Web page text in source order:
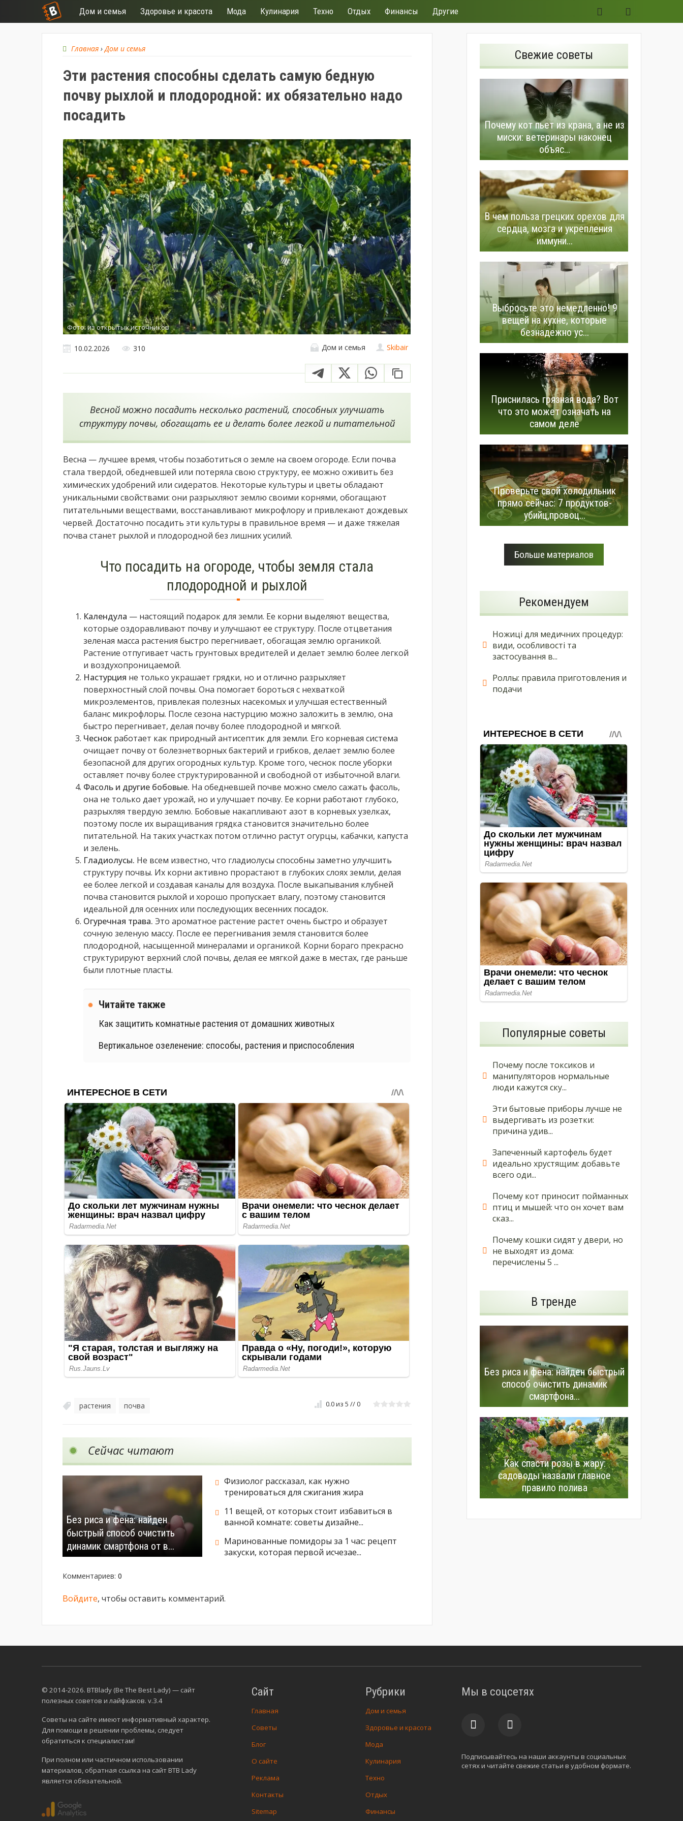
Дом и семья Здоровье и красота Мода Кулинария Техно Отдых Финансы Другие
Главная ›Дом и семья
Эти растения способны сделать самую бедную
почву рыхлой и плодородной: их обязательно надо
посадить
Фото: из открытых источников
Skibair
Дом и семья
10.02.2026 310
Весной можно посадить несколько растений, способных улучшать
структуру почвы, обогащать ее и делать более легкой и питательной
Весна — лучшее время, чтобы позаботиться о земле на своем огороде. Если почва
стала твердой, обедневшей или потеряла свою структуру, ее можно оживить без
химических удобрений или сидератов. Некоторые культуры и цветы обладают
уникальными свойствами: они разрыхляют землю своими корнями, обогащают
питательными веществами, восстанавливают микрофлору и привлекают дождевых
червей. Достаточно посадить эти культуры в правильное время — и даже тяжелая
почва станет рыхлой и плодородной без лишних усилий.
Что посадить на огороде, чтобы земля стала
плодородной и рыхлой
Календула — настоящий подарок для земли. Ее корни выделяют вещества,
которые оздоравливают почву и улучшают ее структуру. После отцветания
зеленая масса растения быстро перегнивает, обогащая землю органикой.
Растение отпугивает часть грунтовых вредителей и делает землю более легкой
и воздухопроницаемой.
Настурция не только украшает грядки, но и отлично разрыхляет
поверхностный слой почвы. Она помогает бороться с нехваткой
микроэлементов, привлекая полезных насекомых и улучшая естественный
баланс микрофлоры. После сезона настурцию можно заложить в землю, она
быстро перегнивает, делая почву более плодородной и мягкой.
Чеснок работает как природный антисептик для земли. Его корневая система
очищает почву от болезнетворных бактерий и грибков, делает землю более
безопасной для других огородных культур. Кроме того, чеснок после уборки
оставляет почву более структурированной и свободной от избыточной влаги.
Фасоль и другие бобовые. На обедневшей почве можно смело сажать фасоль,
она не только дает урожай, но и улучшает почву. Ее корни работают глубоко,
разрыхляя твердую землю. Бобовые накапливают азот в корневых узелках,
поэтому после их выращивания грядка становится значительно более
питательной. На таких участках потом отлично растут огурцы, кабачки, капуста
и зелень.
Гладиолусы. Не всем известно, что гладиолусы способны заметно улучшить
структуру почвы. Их корни активно прорастают в глубоких слоях земли, делая
ее более легкой и создавая каналы для воздуха. После выкапывания клубней
почва становится рыхлой и хорошо пропускает влагу, поэтому становится
идеальной для осенних или последующих весенних посадок.
Огуречная трава. Это ароматное растение растет очень быстро и образует
сочную зеленую массу. После ее перегнивания земля становится более
плодородной, насыщенной минералами и органикой. Корни бораго прекрасно
структурируют верхний слой почвы, делая ее мягкой даже в местах, где раньше
были плотные пласты.
Читайте также
Как защитить комнатные растения от домашних животных
Вертикальное озеленение: способы, растения и приспособления
0.0из 5 // 0
растения почва
Сейчас читают
Без риса и фена: найден
быстрый способ очистить
динамик смартфона от в...
Физиолог рассказал, как нужно
тренироваться для сжигания жира
11 вещей, от которых стоит избавиться в
ванной комнате: советы дизайне...
Маринованные помидоры за 1 час: рецепт
закуски, которая первой исчезае...
Комментариев: 0
Войдите, чтобы оставить комментарий.
Свежие советы
Почему кот пьет из крана, а не из
миски: ветеринары наконец
объяс...
В чем польза грецких орехов для
сердца, мозга и укрепления
иммуни...
Выбросьте это немедленно! 9
вещей на кухне, которые
безнадежно ус...
Приснилась грязная вода? Вот
что это может означать на
самом деле
Проверьте свой холодильник
прямо сейчас: 7 продуктов-
убийц,провоц...
Больше материалов
Рекомендуем
Ножиці для медичних процедур:
види, особливості та
застосування в...
Роллы: правила приготовления и
подачи
Популярные советы
Почему после токсиков и
манипуляторов нормальные
люди кажутся ску...
Эти бытовые приборы лучше не
выдергивать из розетки:
причина удив...
Запеченный картофель будет
идеально хрустящим: добавьте
всего оди...
Почему кот приносит пойманных
птиц и мышей: что он хочет вам
сказ...
Почему кошки сидят у двери, но
не выходят из дома:
перечислены 5 ...
В тренде
Без риса и фена: найден быстрый
способ очистить динамик
смартфона...
Как спасти розы в жару:
садоводы назвали главное
правило полива
© 2014-2026. BTBlady (Be The Best Lady) — сайт
полезных советов и лайфхаков. v.3.4
Советы на сайте имеют информативный характер.
Для помощи в решении проблемы, следует
обратиться к специалистам!
При полном или частичном использовании
материалов, обратная ссылка на сайт BTB Lady
является обязательной.
Сайт
Главная
Советы
Блог
О сайте
Реклама
Контакты
Sitemap
Рубрики
Дом и семья
Здоровье и красота
Мода
Кулинария
Техно
Отдых
Финансы
Мы в соцсетях
Подписывайтесь на наши аккаунты в социальных
сетях и читайте свежие статьи в удобном формате.